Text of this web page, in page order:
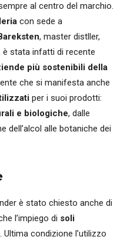
al centro del marchio.
con sede a
, master distller,
è stata infatti di recente
più sostenibili della
che si manifesta anche
per i suoi prodotti:
e biologiche, dalle
dell’alcol alle botaniche dei
è stato chiesto anche di
l’impiego di soli
. Ultima condizione l’utilizzo